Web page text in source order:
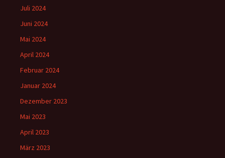
Juli 2024
Juni 2024
Mai 2024
April 2024
Februar 2024
Januar 2024
Dezember 2023
Mai 2023
April 2023
März 2023